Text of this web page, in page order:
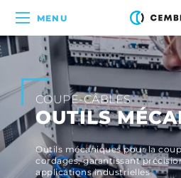
MENU
COUPE-CÂBLES
OUTILS
Outils mécaniques pour la
cordages, garantissant
applications industrielles